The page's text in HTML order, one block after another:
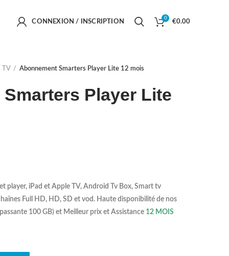
CONNEXION / INSCRIPTION
0
€0.00
TV Abonnement Smarters Player Lite 12 mois
Player Lite
player, iPad et Apple TV, Android Tv Box, Smart tv
Full HD, HD, SD et vod. Haute disponibilité de nos
100 GB) et Meilleur prix et Assistance 12 MOIS